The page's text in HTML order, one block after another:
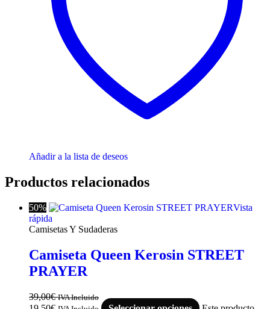
Añadir a la lista de deseos
Productos relacionados
50%
Vista
rápida
Camisetas Y Sudaderas
Camiseta Queen Kerosin STREET
PRAYER
39,00€ IVA Incluido